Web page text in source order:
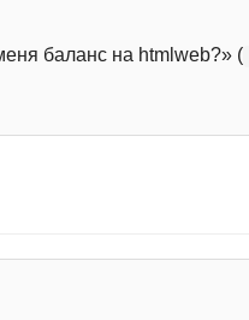
баланс на htmlweb?» (